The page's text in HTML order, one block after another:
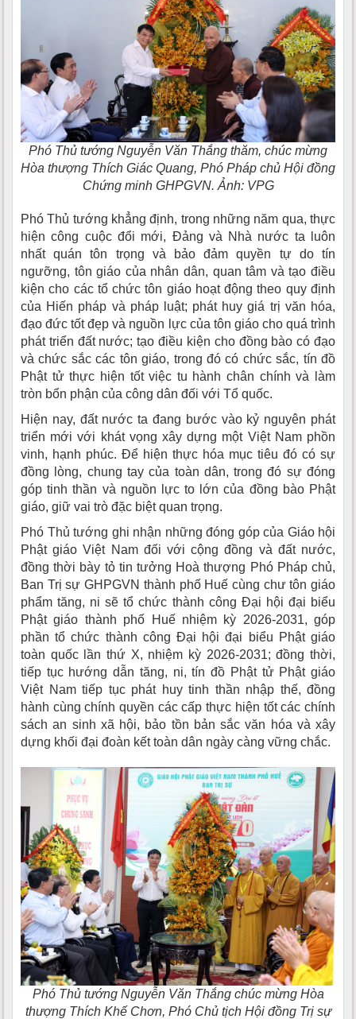
Phó Thủ tướng Nguyễn Văn Thắng thăm, chúc mừng
Hòa thượng Thích Giác Quang, Phó Pháp chủ Hội đồng
Chứng minh GHPGVN. Ảnh: VPG
Phó Thủ tướng khẳng định, trong những năm qua, thực
hiện công cuộc đổi mới, Đảng và Nhà nước ta luôn
nhất quán tôn trọng và bảo đảm quyền tự do tín
ngưỡng, tôn giáo của nhân dân, quan tâm và tạo điều
kiện cho các tổ chức tôn giáo hoạt động theo quy định
của Hiến pháp và pháp luật; phát huy giá trị văn hóa,
đạo đức tốt đẹp và nguồn lực của tôn giáo cho quá trình
phát triển đất nước; tạo điều kiện cho đồng bào có đạo
và chức sắc các tôn giáo, trong đó có chức sắc, tín đồ
Phật tử thực hiện tốt việc tu hành chân chính và làm
tròn bổn phận của công dân đối với Tổ quốc.
Hiện nay, đất nước ta đang bước vào kỷ nguyên phát
triển mới với khát vọng xây dựng một Việt Nam phồn
vinh, hạnh phúc. Để hiện thực hóa mục tiêu đó có sự
đồng lòng, chung tay của toàn dân, trong đó sự đóng
góp tinh thần và nguồn lực to lớn của đồng bào Phật
giáo, giữ vai trò đặc biệt quan trọng.
Phó Thủ tướng ghi nhận những đóng góp của Giáo hội
Phật giáo Việt Nam đối với cộng đồng và đất nước,
đồng thời bày tỏ tin tưởng Hoà thượng Phó Pháp chủ,
Ban Trị sự GHPGVN thành phố Huế cùng chư tôn giáo
phẩm tăng, ni sẽ tổ chức thành công Đại hội đại biểu
Phật giáo thành phố Huế nhiệm kỳ 2026-2031, góp
phần tổ chức thành công Đại hội đại biểu Phật giáo
toàn quốc lần thứ X, nhiệm kỳ 2026-2031; đồng thời,
tiếp tục hướng dẫn tăng, ni, tín đồ Phật tử Phật giáo
Việt Nam tiếp tục phát huy tinh thần nhập thế, đồng
hành cùng chính quyền các cấp thực hiện tốt các chính
sách an sinh xã hội, bảo tồn bản sắc văn hóa và xây
dựng khối đại đoàn kết toàn dân ngày càng vững chắc.
Phó Thủ tướng Nguyễn Văn Thắng chúc mừng Hòa
thượng Thích Khế Chơn, Phó Chủ tịch Hội đồng Trị sự